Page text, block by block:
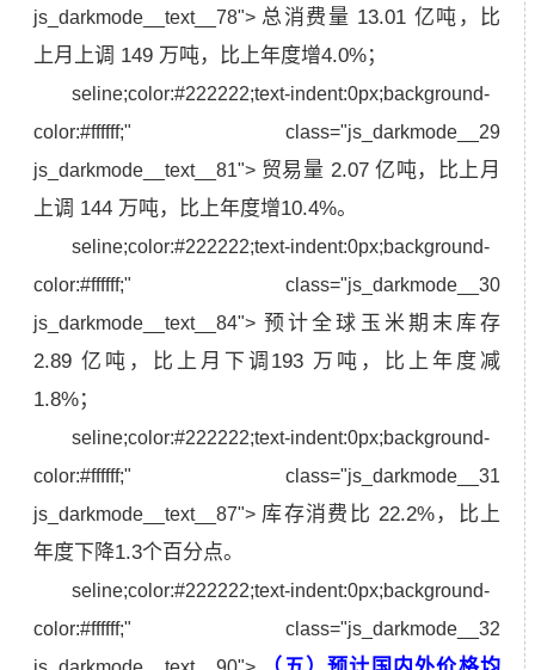
js_darkmode__text__78"> 总消费量 13.01 亿吨，比
上月上调 149 万吨，比上年度增4.0%；
seline;color:#222222;text-indent:0px;background-
color:#ffffff;" class="js_darkmode__29
js_darkmode__text__81"> 贸易量 2.07 亿吨，比上月
上调 144 万吨，比上年度增10.4%。
seline;color:#222222;text-indent:0px;background-
color:#ffffff;" class="js_darkmode__30
js_darkmode__text__84">预计全球玉米期末库存
2.89 亿吨，比上月下调193 万吨，比上年度减
1.8%；
seline;color:#222222;text-indent:0px;background-
color:#ffffff;" class="js_darkmode__31
js_darkmode__text__87"> 库存消费比 22.2%，比上
年度下降1.3个百分点。
seline;color:#222222;text-indent:0px;background-
color:#ffffff;" class="js_darkmode__32